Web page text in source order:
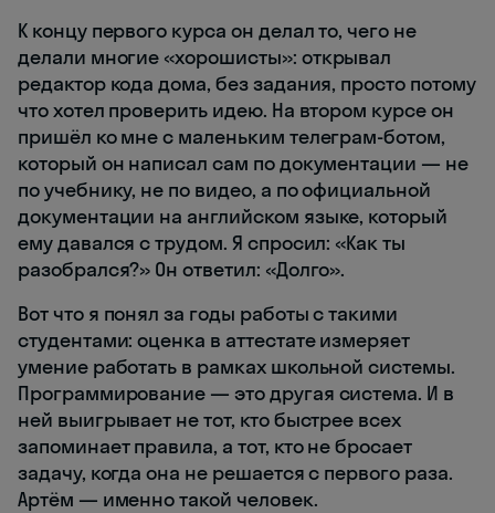
К концу первого курса он делал то, чего не
делали многие «хорошисты»: открывал
редактор кода дома, без задания, просто потому
что хотел проверить идею. На втором курсе он
пришёл ко мне с маленьким телеграм-ботом,
который он написал сам по документации — не
по учебнику, не по видео, а по официальной
документации на английском языке, который
ему давался с трудом. Я спросил: «Как ты
разобрался?» Он ответил: «Долго».
Вот что я понял за годы работы с такими
студентами: оценка в аттестате измеряет
умение работать в рамках школьной системы.
Программирование — это другая система. И в
ней выигрывает не тот, кто быстрее всех
запоминает правила, а тот, кто не бросает
задачу, когда она не решается с первого раза.
Артём — именно такой человек.